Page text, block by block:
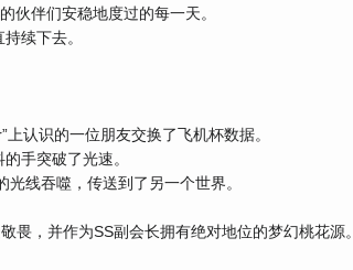
伙伴们安稳地度过的每一天。
续下去。
认识的一位朋友交换了飞机杯数据。
手突破了光速。
线吞噬，传送到了另一个世界。
畏，并作为SS副会长拥有绝对地位的梦幻桃花源。